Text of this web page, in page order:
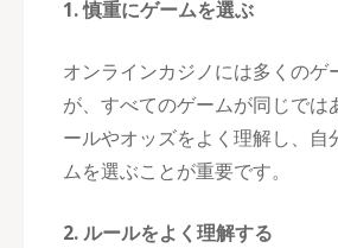
1. 慎重にゲームを選ぶ
オンラインカジノには多くのゲ
が、すべてのゲームが同じでは
ールやオッズをよく理解し、自
ムを選ぶことが重要です。
2. ルールをよく理解する